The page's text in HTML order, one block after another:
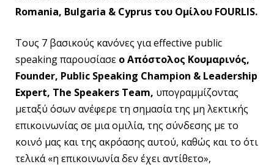
Romania, Bulgaria & Cyprus του Ομίλου FOURLIS.
Τους 7 βασικούς κανόνες για effective public
speaking παρουσίασε ο Απόστολος Κουμαρινός,
Founder, Public Speaking Champion & Leadership
Expert, The Speakers Team, υπογραμμίζοντας
μεταξύ όσων ανέφερε τη σημασία της μη λεκτικής
επικοινωνίας σε μια ομιλία, της σύνδεσης με το
κοινό μας και της ακρόασης αυτού, καθώς και το ότι
τελικά «η επικοινωνία δεν έχει αντίθετο»,